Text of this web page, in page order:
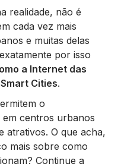
realidade, não é
cada vez mais
e muitas delas
por isso
a Internet das
Cities.
o
em centros urbanos
atrativos. O que acha,
mais sobre como
Continue a